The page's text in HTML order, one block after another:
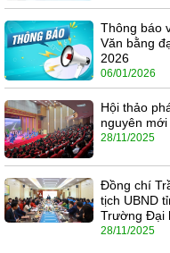
Thông báo
Văn bằng
2026
06/01/2026
Hội thảo
nguyên
28/11/2025
Đồng chí
tịch UBND
Trường Đại
28/11/2025